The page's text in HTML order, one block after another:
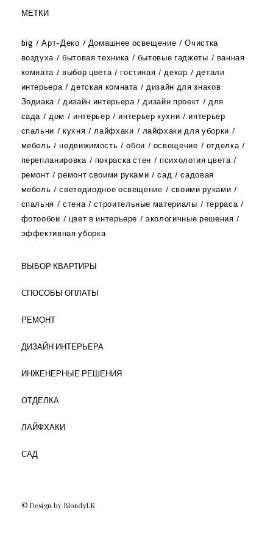
МЕТКИ
big Арт-Деко Домашнее освещение
Очистка
воздуха
бытовая техника бытовые гаджеты
ванная
комната
выбор цвета гостиная декор
детали
интерьера
детская комната
дизайн для знаков
Зодиака
дизайн интерьера дизайн проект
для
сада
дом интерьер интерьер кухни
интерьер
спальни
кухня лайфхаки
лайфхаки для уборки
мебель
недвижимость обои освещение
отделка
перепланировка
покраска стен
психология цвета
ремонт
ремонт своими руками сад
садовая
мебель
светодиодное освещение
своими руками
спальня
стена строительные материалы
терраса
фотообои
цвет в интерьере
экологичные решения
эффективная уборка
ВЫБОР КВАРТИРЫ
СПОСОБЫ ОПЛАТЫ
РЕМОНТ
ДИЗАЙН ИНТЕРЬЕРА
ИНЖЕНЕРНЫЕ РЕШЕНИЯ
ОТДЕЛКА
ЛАЙФХАКИ
САД
© Design by BlondyLK